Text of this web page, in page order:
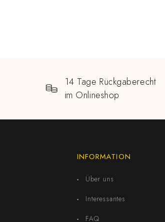
14 Tage Rückgaberecht
im Onlineshop
INFORMATION
Über uns
Interessantes
FAQ